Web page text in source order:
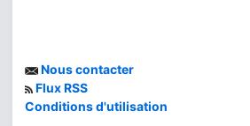
Nous contacter
Flux RSS
Conditions d'utilisation